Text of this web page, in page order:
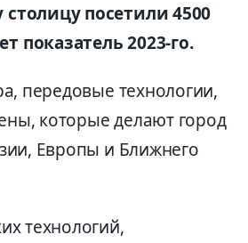
посетили 4500
показатель 2023-го.
передовые технологии,
которые делают город
Европы и Ближнего
технологий,